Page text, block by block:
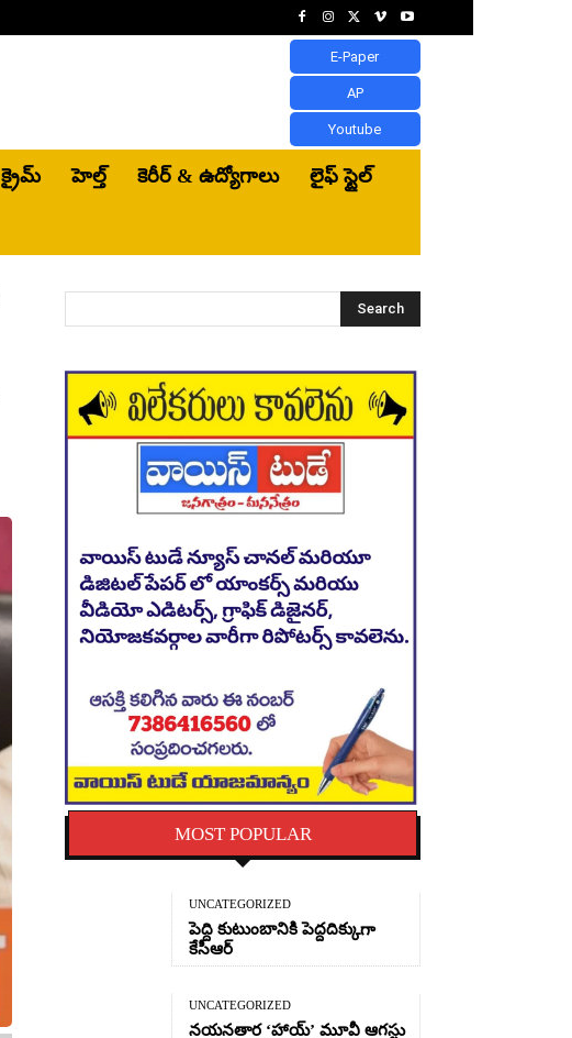
E-Paper
AP
Youtube
క్రైమ్ హెల్త్‌ కెరీర్ & ఉద్యోగాలు లైఫ్ స్టైల్
Search
MOST POPULAR
UNCATEGORIZED
పెద్ది కుటుంబానికి పెద్దదిక్కుగా
కేసీఆర్
UNCATEGORIZED
నయనతార ‘హాయ్’ మూవీ ఆగస్టు